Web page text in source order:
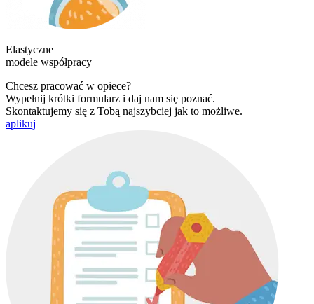
Elastyczne
modele współpracy
Chcesz pracować w opiece?
Wypełnij krótki formularz i daj nam się poznać.
Skontaktujemy się z Tobą najszybciej jak to możliwe.
aplikuj